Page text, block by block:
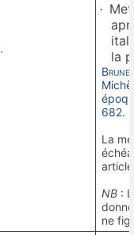
.
·
la
Brunet
682.
La
NB:
ne